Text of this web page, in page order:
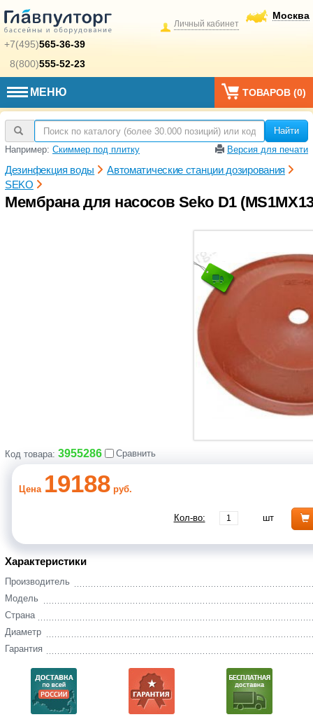
+7(495)565-36-39
8(800)555-52-23
Москва
Личный кабинет
МЕНЮ ТОВАРОВ (0)
Найти
Например: Скиммер под плитку Версия для печати
Дезинфекция воды
Автоматические станции дозирования
SEKO
Мембрана для насосов Seko D1
Код товара: 3955286 Сравнить
Цена 19188 руб.
Кол-во: шт
Характеристики
Производитель
Модель
Страна
Диаметр
Гарантия